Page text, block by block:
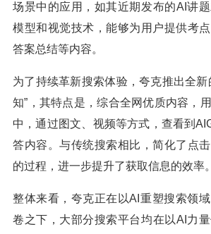
场景中的应用，如其近期发布的AI讲
模型和视觉技术，能够为用户提供考点
答案总结等内容。
为了持续革新搜索体验，夸克推出全新
知”，其特点是，综合全网优质内容，
中，通过图文、视频等方式，查看到
答内容。与传统搜索相比，简化了点
的过程，进一步提升了获取信息的效率。
整体来看，夸克正在以AI重塑搜索领
卷之下，大部分搜索平台均在以AI力